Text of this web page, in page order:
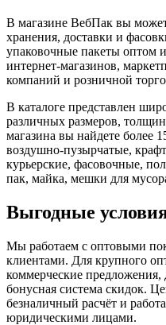
В магазине ВебПак вы
хранения, доставки и
упаковочные пакеты оптом
интернет-магазинов,
компаний и розничной
В каталоге представлен
различных размеров,
магазина вы найдете более
воздушно-пузырчатые,
курьерские, фасовочные,
пак, майка, мешки для
Выгодные
Мы работаем с оптовыми
клиентами. Для крупного
коммерческие
бонусная система скидок.
безналичный расчёт и
юридическими лицами.